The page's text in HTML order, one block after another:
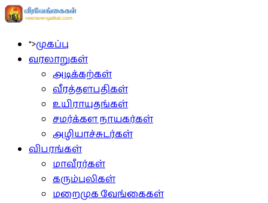
">முகப்பு
வரலாறுகள்
அடிக்கற்கள்
வீரத்தளபதிகள்
உயிராயுதங்கள்
சமர்க்கள நாயகர்கள்
அழியாச்சுடர்கள்
விபரங்கள்
மாவீரர்கள்
கரும்புலிகள்
மறைமுக வேங்கைகள்